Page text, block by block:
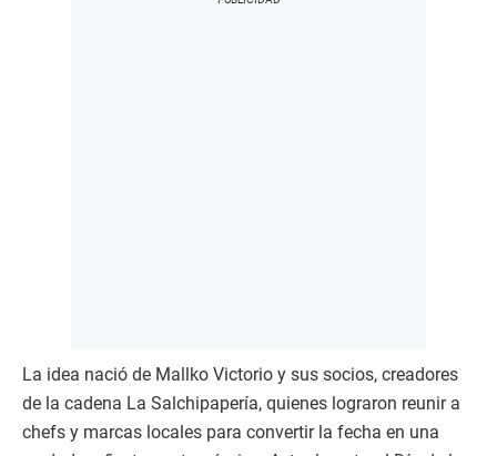
La idea nació de Mallko Victorio y sus socios, creadores
de la cadena La Salchipapería, quienes lograron reunir a
chefs y marcas locales para convertir la fecha en una